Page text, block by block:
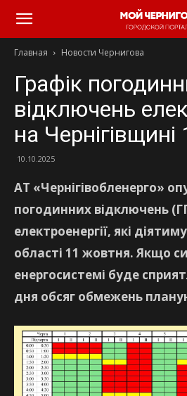
Главная Новости Чернигова
Графік
відключень
на
10.10.2025
АТ «Чернігівобленерго»
погодинних відключень
електроенергії, які
області 11 жовтня. Якщо
енергосистемі буде
дня обсяг обмежень